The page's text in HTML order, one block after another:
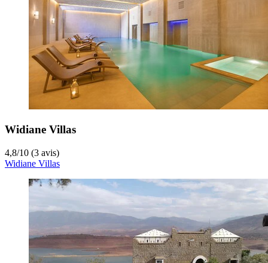
Widiane Villas
4,8/10 (3 avis)
Widiane Villas